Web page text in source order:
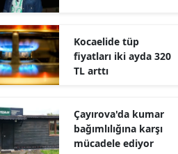
Hakkari
Isparta
Mersin
Kocaelide tüp
fiyatları iki ayda 320
TL arttı
Çayırova'da kumar
bağımlılığına karşı
mücadele ediyor